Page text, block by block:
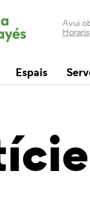
Avui
Horaris
Espais